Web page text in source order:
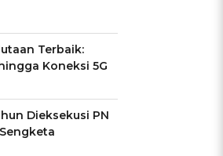
Terbaik:
Koneksi 5G
Dieksekusi PN